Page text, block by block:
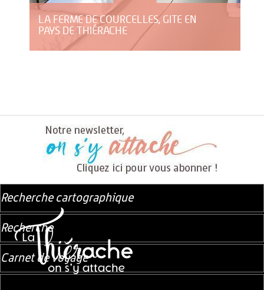
LA FERME DE COURCELLES, GITE EN
PAYS DE THIÉRACHE
Recherche cartographique
Recherche
Carnet de voyage